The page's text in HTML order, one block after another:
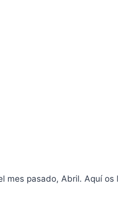
mes pasado, Abril. Aquí­